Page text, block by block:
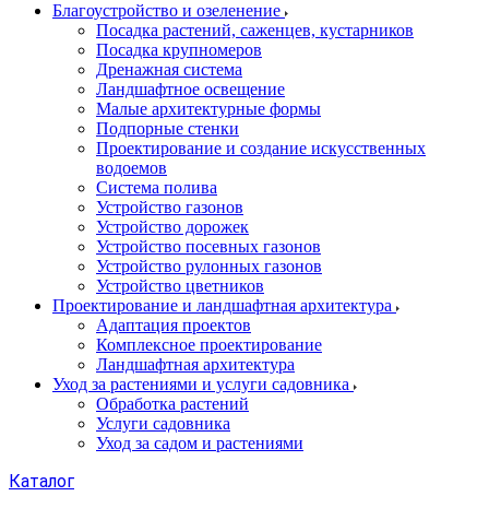
Благоустройство и озеленение
Посадка растений, саженцев, кустарников
Посадка крупномеров
Дренажная система
Ландшафтное освещение
Малые архитектурные формы
Подпорные стенки
Проектирование и создание искусственных
водоемов
Система полива
Устройство газонов
Устройство дорожек
Устройство посевных газонов
Устройство рулонных газонов
Устройство цветников
Проектирование и ландшафтная архитектура
Адаптация проектов
Комплексное проектирование
Ландшафтная архитектура
Уход за растениями и услуги садовника
Обработка растений
Услуги садовника
Уход за садом и растениями
Каталог